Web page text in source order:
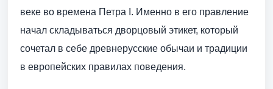
веке во времена Петра I. Именно в его правление
начал складываться дворцовый этикет, который
сочетал в себе древнерусские обычаи и традиции
в европейских правилах поведения.